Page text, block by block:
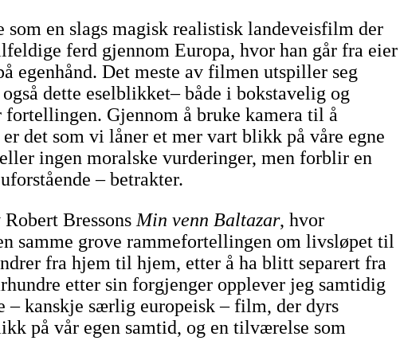
som en slags magisk realistisk landeveisfilm der
ferd gjennom Europa, hvor han går fra eier
egenhånd. Det meste av filmen utspiller seg
dette eselblikket– både i bokstavelig og
Gjennom å bruke kamera til å
det som vi låner et mer vart blikk på våre egne
ingen moralske vurderinger, men forblir en
– betrakter.
Bressons Min venn Baltazar, hvor
samme grove rammefortellingen om livsløpet til
fra hjem til hjem, etter å ha blitt separert fra
etter sin forgjenger opplever jeg samtidig
– kanskje særlig europeisk – film, der dyrs
på vår egen samtid, og en tilværelse som